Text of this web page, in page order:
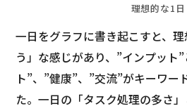
理想的な1日
一日をグラフに書き起こすと、
う」な感じがあり、”インプット
ト”、”健康”、”交流”がキーワー
た。一日の「タスク処理の多さ